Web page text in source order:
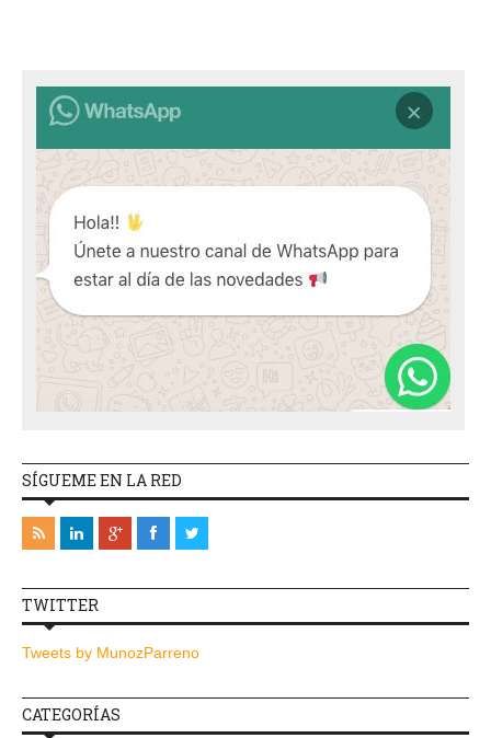
SÍGUEME EN LA RED
TWITTER
Tweets by MunozParreno
CATEGORÍAS